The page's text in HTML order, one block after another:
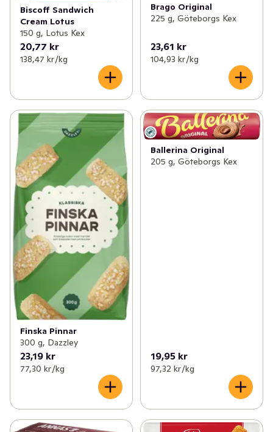
Biscoff Sandwich
Cream Lotus
150 g, Lotus Kex
20,77 kr
138,47 kr /kg
Brago Original
225 g, Göteborgs Kex
23,61 kr
104,93 kr /kg
Finska Pinnar
300 g, Dazzley
23,19 kr
77,30 kr /kg
Ballerina Original
205 g, Göteborgs Kex
19,95 kr
97,32 kr /kg